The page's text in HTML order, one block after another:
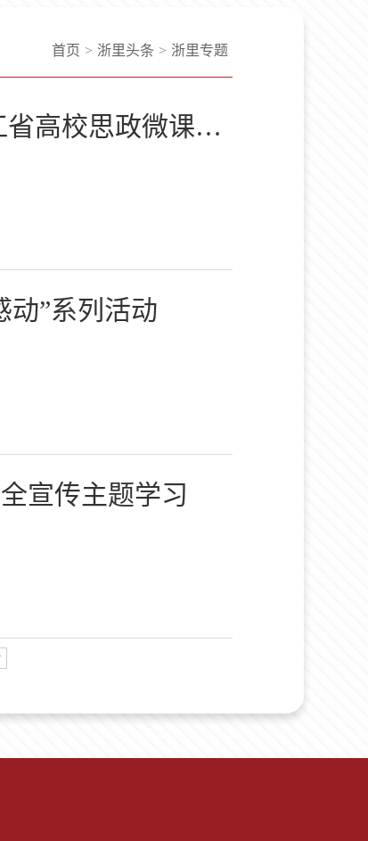
首页 > 浙里头条 > 浙里专题
2020 年度浙江省高校思政微课大赛 获奖作品、获奖单位、获奖...
动”系列活动
宣传主题学习